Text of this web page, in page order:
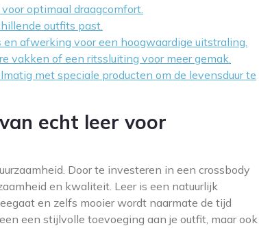
optimaal draagcomfort.
outfits past.
afwerking voor een hoogwaardige uitstraling.
vakken of een ritssluiting voor meer gemak.
met speciale producten om de levensduur te
echt leer voor
Door te investeren in een crossbody
en kwaliteit. Leer is een natuurlijk
en zelfs mooier wordt naarmate de tijd
een stijlvolle toevoeging aan je outfit, maar ook